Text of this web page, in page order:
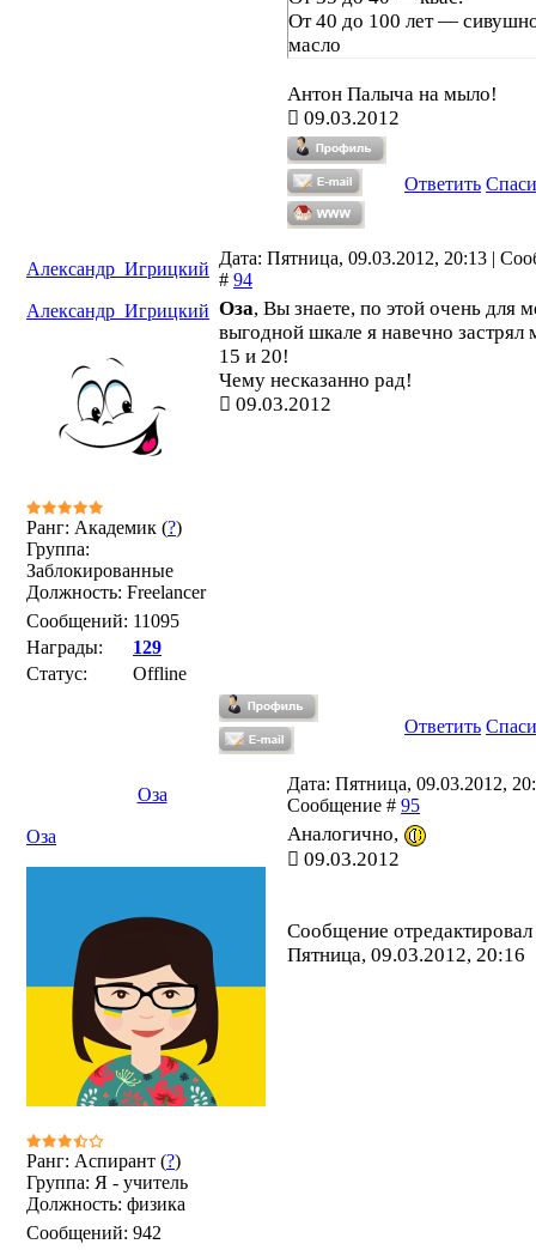
От 40 до 100 лет —
масло
Антон Палыча на мыло!
09.03.2012
Ответить
Александр_Игрицкий
Дата: Пятница, 09.03.2012, 20:13 |
# 94
Александр_Игрицкий
Ранг: Академик (?)
Группа:
Заблокированные
Должность: Freelancer
Сообщений: 11095
Награды:
129
Статус:
Offline
Оза, Вы знаете, по этой очень для
выгодной шкале я навечно застрял
15 и 20!
Чему несказанно рад!
09.03.2012
Ответить
Оза
Дата: Пятница, 09.03.2012,
Сообщение # 95
Оза
Ранг: Аспирант (?)
Группа: Я - учитель
Должность: физика
Сообщений: 942
Аналогично,
09.03.2012
Сообщение отредактировал
Пятница, 09.03.2012, 20:16